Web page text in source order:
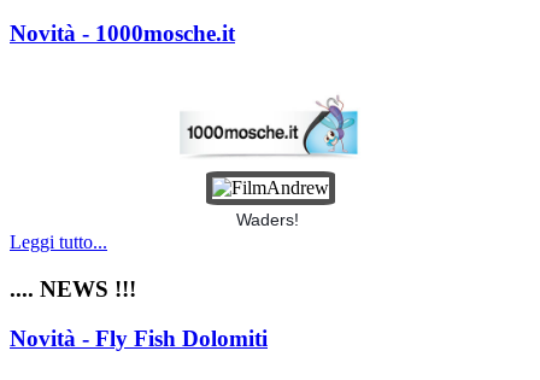
Novità - 1000mosche.it
Waders!
Leggi tutto...
.... NEWS !!!
Novità - Fly Fish Dolomiti